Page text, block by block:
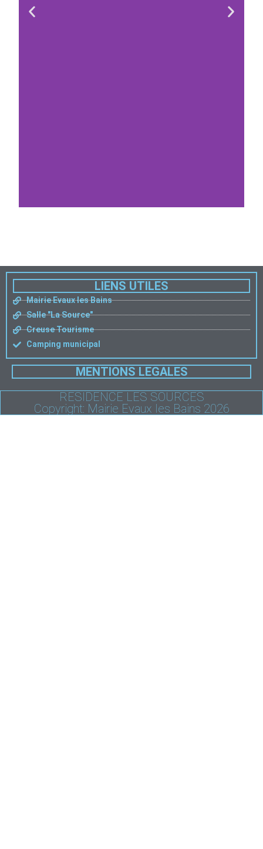
MENTIONS LEGALES
LIENS UTILES
Mairie Evaux les Bains
Salle "La Source"
Creuse Tourisme
Camping municipal
RESIDENCE LES SOURCES
Copyright: Mairie Evaux les Bains 2026